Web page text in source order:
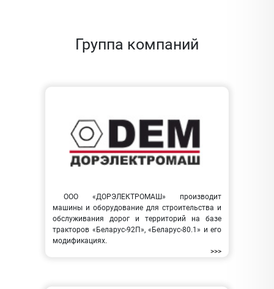
Группа компаний
ООО «ДОРЭЛЕКТРОМАШ» производит
машины и оборудование для строительства и
обслуживания дорог и территорий на базе
тракторов «Беларус-92П», «Беларус-80.1» и его
модификациях.
>>>